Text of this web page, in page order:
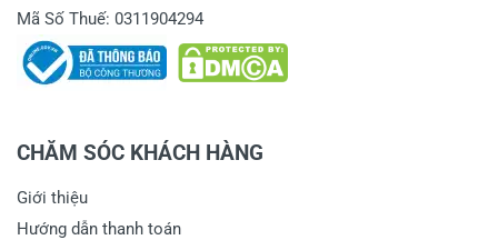
Mã Số Thuế: 0311904294
CHĂM SÓC KHÁCH HÀNG
Giới thiệu
Hướng dẫn thanh toán